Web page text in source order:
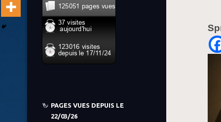
PAGES VUES DEPUIS LE
22/03/26